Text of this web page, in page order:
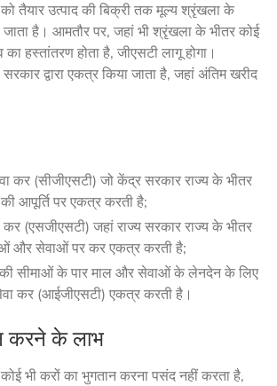
तैयार उत्पाद की बिक्री तक मूल्य श्रृंखला के
है। आमतौर पर, जहां भी श्रृंखला के भीतर कोई
का हस्तांतरण होता है, जीएसटी लागू होगा।
द्वारा एकत्र किया जाता है, जहां अंतिम खरीद
कर (सीजीएसटी) जो केंद्र सरकार राज्य के भीतर
आपूर्ति पर एकत्र करती है;
(एसजीएसटी) जहां राज्य सरकार राज्य के भीतर
और सेवाओं पर कर एकत्र करती है;
सीमाओं के पार माल और सेवाओं के लेनदेन के लिए
कर (आईजीएसटी) एकत्र करती है।
करने के लाभ
कोई भी करों का भुगतान करना पसंद नहीं करता है,